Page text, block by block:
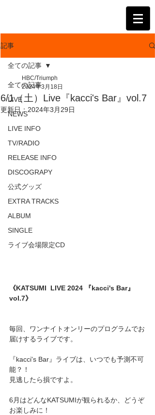
記事
全ての記事
LIVE
NEWS
LIVE INFO
TV/RADIO
RELEASE INFO
DISCOGRAPY
公式グッズ
EXTRA TRACKS
ALBUM
SINGLE
ライブ会場限定CD
全ての記事
6/1（土）Live『kacci's Bar』vol.7
HBC/Triumph
2024年3月18日
更新日： 2024年3月29日
《KATSUMI  LIVE 2024 『kacci's Bar』
vol.7》
毎回、ワンナイトオンリーのプログラムでお
届けするライブです。
『kacci's Bar』ライブは、いつでも予測不可
能？！
見逃したら損ですよ。
6月はどんなKATSUMIが観られるか、どうぞ
お楽しみに！